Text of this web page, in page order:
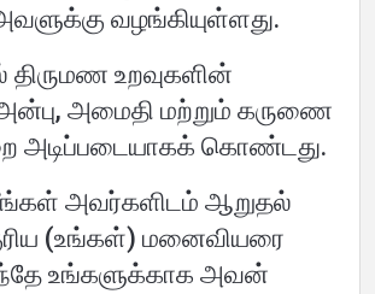
வழங்கியுள்ளது.
உறவுகளின்
அமைதி மற்றும் கருணை
அடிப்படையாகக் கொண்டது.
அவர்களிடம் ஆறுதல்
(உங்கள்) மனைவியரை
உங்களுக்காக அவன்